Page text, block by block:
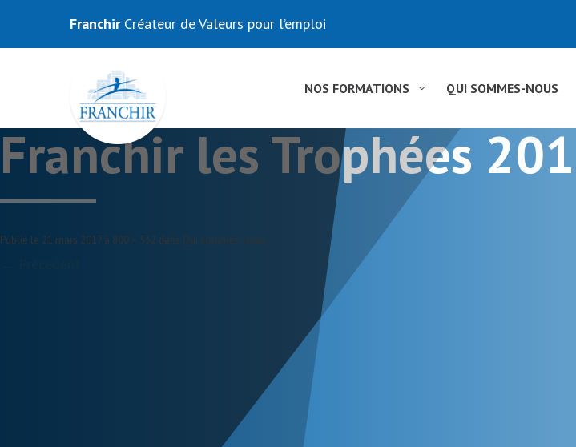
Franchir Créateur de Valeurs pour l’emploi
NOS FORMATIONS QUI SOMMES-NOUS
Franchir les Trophées
Publié le 21 mars 2017 à 800 × 532 dans Qui sommes-nous